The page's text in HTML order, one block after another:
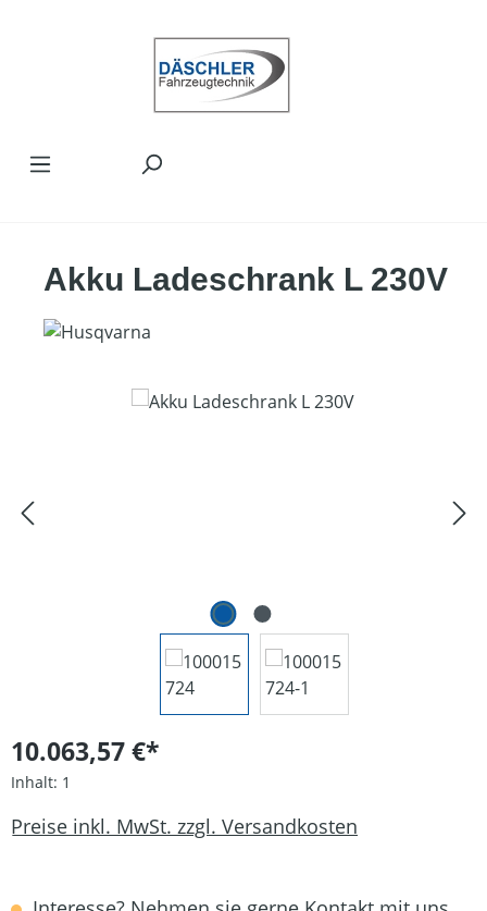
Akku Ladeschrank L 230V
Bildergalerie überspringen
10.063,57 €*
Inhalt: 1
Preise inkl. MwSt. zzgl. Versandkosten